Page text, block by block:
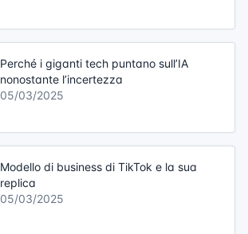
Perché i giganti tech puntano sull’IA
nonostante l’incertezza
05/03/2025
Modello di business di TikTok e la sua
replica
05/03/2025